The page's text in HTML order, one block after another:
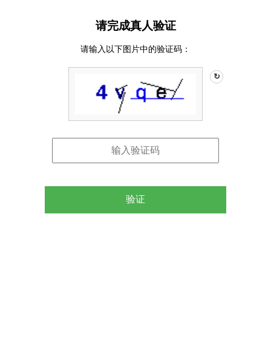
请完成真人验证
请输入以下图片中的验证码：
↻
验证